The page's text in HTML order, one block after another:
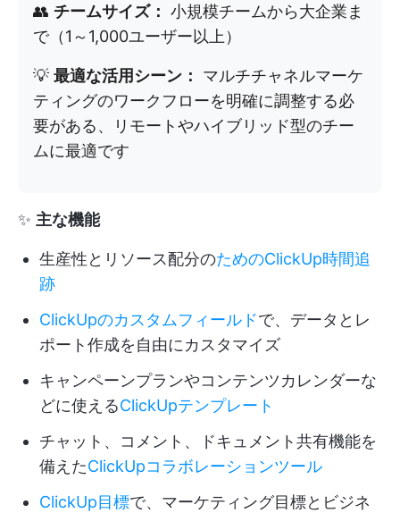
👥 チームサイズ： 小規模チームから大企業ま
で（1～1,000ユーザー以上）
💡 最適な活用シーン：
マルチチャネルマーケ
ティングのワークフローを明確に調整する必
要がある、リモートやハイブリッド型のチー
ムに最適です
✨ 主な機能
生産性とリソース配分のためのClickUp時間追
跡
ClickUpのカスタムフィールドで、データとレ
ポート作成を自由にカスタマイズ
キャンペーンプランやコンテンツカレンダーな
どに使えるClickUpテンプレート
チャット、コメント、ドキュメント共有機能を
備えたClickUpコラボレーションツール
ClickUp目標で、マーケティング目標とビジネ